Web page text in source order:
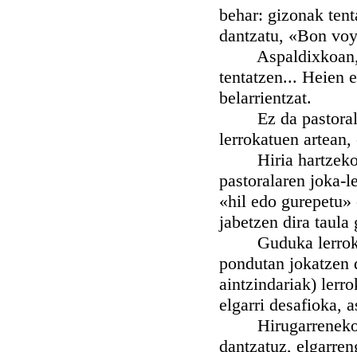
behar: gizonak
dantzatu, «Bon
Aspaldixkoan,
tentatzen... Heien
belarrientzat.
Ez da
lerrokatuen
Hiria hartzeko
pastoralaren joka-
«hil edo
jabetzen dira taula
Guduka
pondutan
aintzindariak)
elgarri desafioka,
dantzatuz,